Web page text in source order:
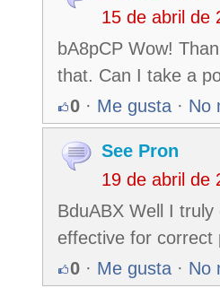
15 de abril de
bA8pCP Wow!
that. Can I take a
0 · Me gusta · No
See Pron
19 de abril de
BduABX Well I
effective for correct
0 · Me gusta · No